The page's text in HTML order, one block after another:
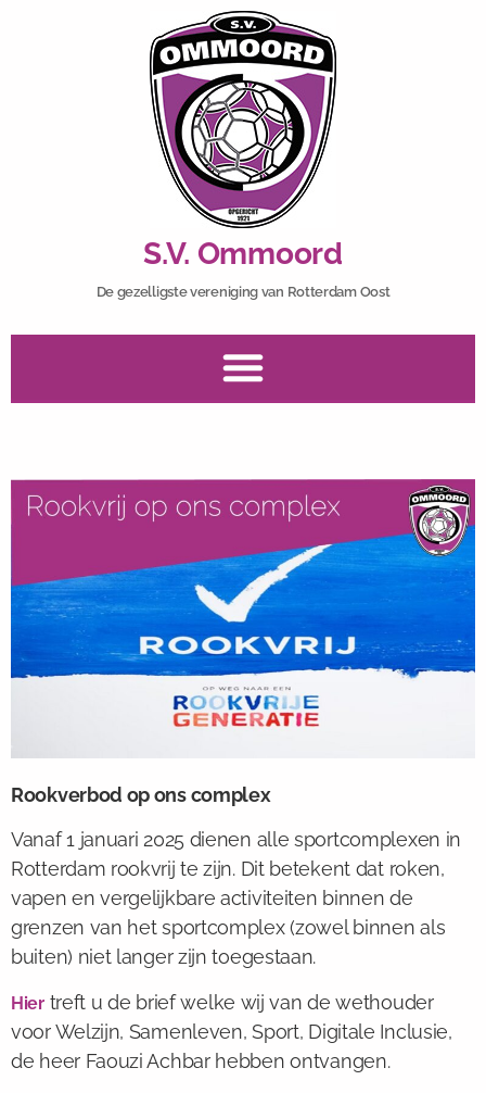
S.V. Ommoord
De gezelligste vereniging van Rotterdam Oost
Rookverbod op ons complex
Vanaf 1 januari 2025 dienen alle sportcomplexen in
Rotterdam rookvrij te zijn. Dit betekent dat roken,
vapen en vergelijkbare activiteiten binnen de
grenzen van het sportcomplex (zowel binnen als
buiten) niet langer zijn toegestaan.
Hiertreft u de brief welke wij van de wethouder
voor Welzijn, Samenleven, Sport, Digitale Inclusie,
de heer Faouzi Achbar hebben ontvangen.